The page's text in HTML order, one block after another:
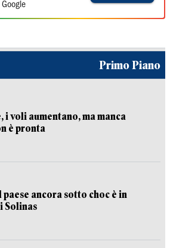
Primo Piano
i voli aumentano, ma manca
è pronta
paese ancora sotto choc è in
Solinas